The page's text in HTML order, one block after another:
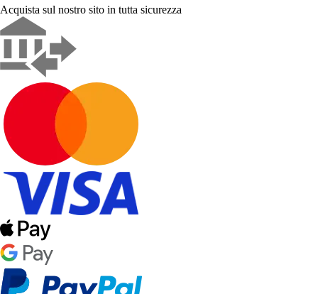
Acquista sul nostro sito in tutta sicurezza